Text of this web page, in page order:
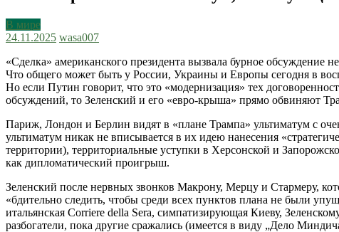
В мире
24.11.2025 wasa007
«Сделка» американского президента вызвала бурное
Что общего может быть у России, Украины и Европы сегодня в
Но если Путин говорит, что это «модернизация» тех
обсуждений, то Зеленский и его «евро-крыша» прямо обвиняют
Париж, Лондон и Берлин видят в «плане Трампа» ультиматум с
ультиматум никак не вписывается в их идею нанесения
территории), территориальные уступки в Херсонской и
как дипломатический проигрыш.
Зеленский после нервных звонков Макрону, Мерцу и Стармеру,
«бдительно следить, чтобы среди всех пунктов плана не были
итальянская Corriere della Sera, симпатизирующая Киеву,
разбогатели, пока другие сражались (имеется в виду „Дело